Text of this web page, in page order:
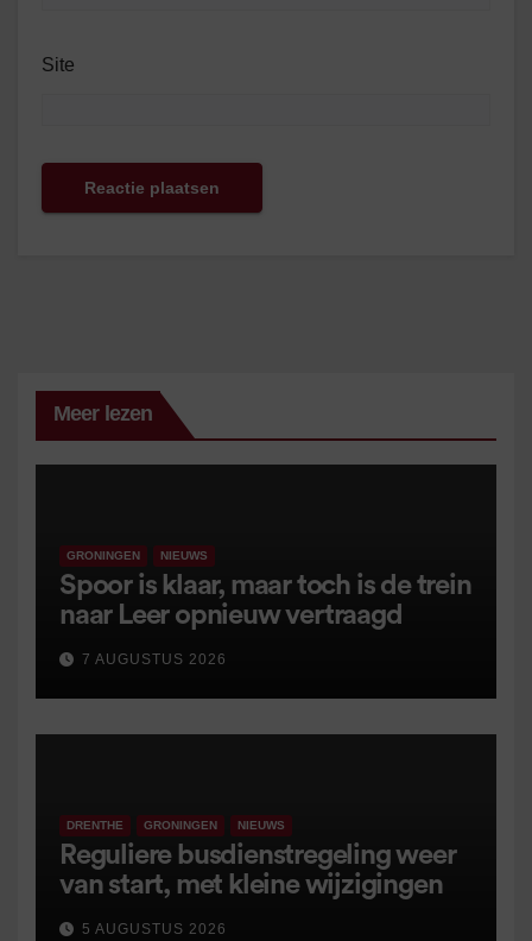
Site
Meer lezen
GRONINGEN NIEUWS
Spoor is klaar, maar toch is de trein
naar Leer opnieuw vertraagd
7 AUGUSTUS 2026
DRENTHE GRONINGEN NIEUWS
Reguliere busdienstregeling weer
van start, met kleine wijzigingen
5 AUGUSTUS 2026